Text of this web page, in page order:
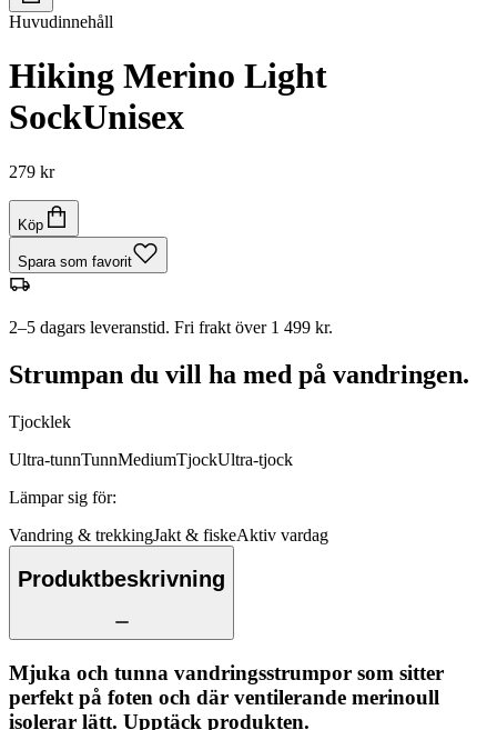
Huvudinnehåll
Hiking Merino Light
SockUnisex
279 kr
Köp
Spara som favorit
2–5 dagars leveranstid. Fri frakt över 1 499 kr.
Strumpan du vill ha med på vandringen.
Tjocklek
Ultra-tunnTunnMediumTjockUltra-tjock
Lämpar sig för:
Vandring & trekkingJakt & fiskeAktiv vardag
Produktbeskrivning
Mjuka och tunna vandringsstrumpor som sitter
perfekt på foten och där ventilerande merinoull
isolerar lätt. Upptäck produkten.